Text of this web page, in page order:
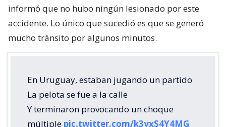
informó que no hubo ningún lesionado por este
accidente. Lo único que sucedió es que se generó
mucho tránsito por algunos minutos.
En Uruguay, estaban jugando un partido
La pelota se fue a la calle
Y terminaron provocando un choque
múltiple pic.twitter.com/k3yxS4Y4MG